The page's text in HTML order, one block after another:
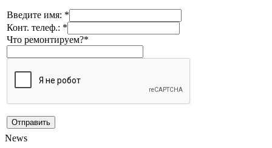
Введите имя: *
Конт. телеф.: *
Что ремонтируем?*
News